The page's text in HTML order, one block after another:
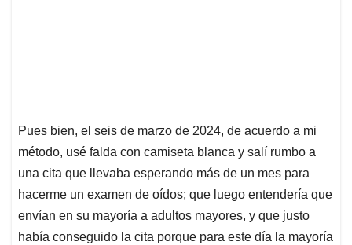
Pues bien, el seis de marzo de 2024, de acuerdo a mi
método, usé falda con camiseta blanca y salí rumbo a
una cita que llevaba esperando más de un mes para
hacerme un examen de oídos; que luego entendería que
envían en su mayoría a adultos mayores, y que justo
había conseguido la cita porque para este día la mayoría